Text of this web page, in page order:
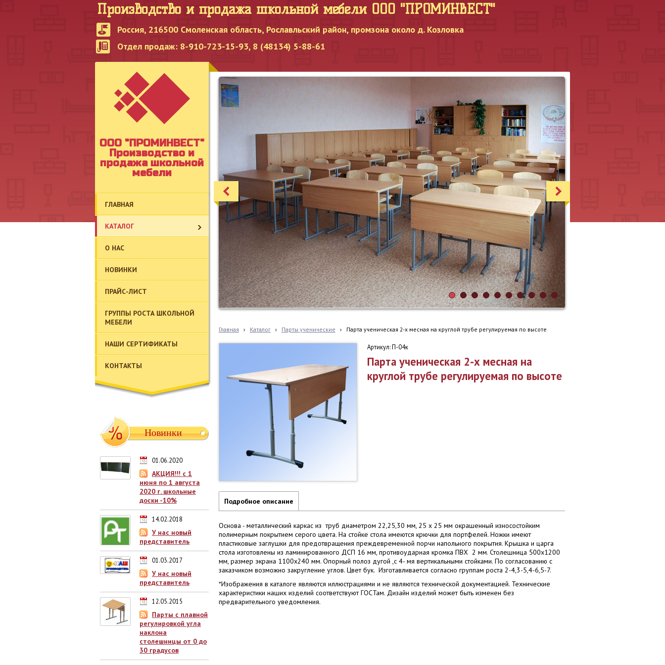
Россия, 216500 Смоленская область, Рославльский район, промзона около д. Козловка
Отдел продаж: 8-910-723-15-93, 8 (48134) 5-88-61
Производство и продажа школьной мебели OOO "ПРОМИНВЕСТ"
OOO "ПРОМИНВЕСТ"
Производство и
продажа школьной
мебели
ГЛАВНАЯ
КАТАЛОГ
О НАС
НОВИНКИ
ПРАЙС-ЛИСТ
ГРУППЫ РОСТА ШКОЛЬНОЙ
МЕБЕЛИ
НАШИ СЕРТИФИКАТЫ
КОНТАКТЫ
Новинки
01.06.2020
АКЦИЯ!!! с 1
июня по 1 августа
2020 г. школьные
доски -10%
14.02.2018
У нас новый
представитель
01.03.2017
У нас новый
представитель
12.05.2015
Парты с плавной
регулировкой угла
наклона
столешницы от 0 до
30 градусов
Главная › Каталог › Парты ученические › Парта ученическая 2-х месная на круглой трубе регулируемая по высоте
Артикул: П-04к
Парта ученическая 2-х месная на
круглой трубе регулируемая по высоте
Подробное описание
Основа - металлический каркас из труб диаметром 22,25,30 мм, 25 х 25 мм окрашенный износостойким
полимерным покрытием серого цвета. На стойке стола имеются крючки для портфелей. Ножки имеют
пластиковые заглушки для предотвращения преждевременной порчи напольного покрытия. Крышка и царга
стола изготовлены из ламинированного ДСП 16 мм, противоударная кромка ПВХ 2 мм. Столешница 500х1200
мм, размер экрана 1100х240 мм. Опорный полоз дугой ,с 4- мя вертикальными стойками. По согласованию с
заказчиком возможно закругление углов. Цвет бук. Изготавливается согласно группам роста 2-4,3-5,4-6,5-7.
*Изображения в каталоге являются иллюстрациями и не являются технической документацией. Технические
характеристики наших изделий соответствуют ГОСТам. Дизайн изделий может быть изменен без
предварительного уведомления.